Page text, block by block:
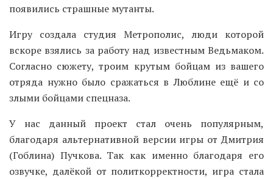
появились страшные мутанты.
Игру создала студия Метрополис, люди которой
вскоре взялись за работу над известным Ведьмаком.
Согласно сюжету, троим крутым бойцам из вашего
отряда нужно было сражаться в Люблине ещё и со
злыми бойцами спецназа.
У нас данный проект стал очень популярным,
благодаря альтернативной версии игры от Дмитрия
(Гоблина) Пучкова. Так как именно благодаря его
озвучке, далёкой от политкорректности, игра стала